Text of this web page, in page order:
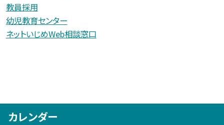
教員採用
幼児教育センター
ネットいじめWeb相談窓口
カレンダー